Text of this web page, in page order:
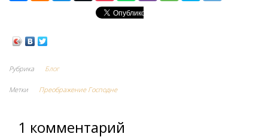
Рубрика Блог
Метки Преображение Господне
1 комментарий